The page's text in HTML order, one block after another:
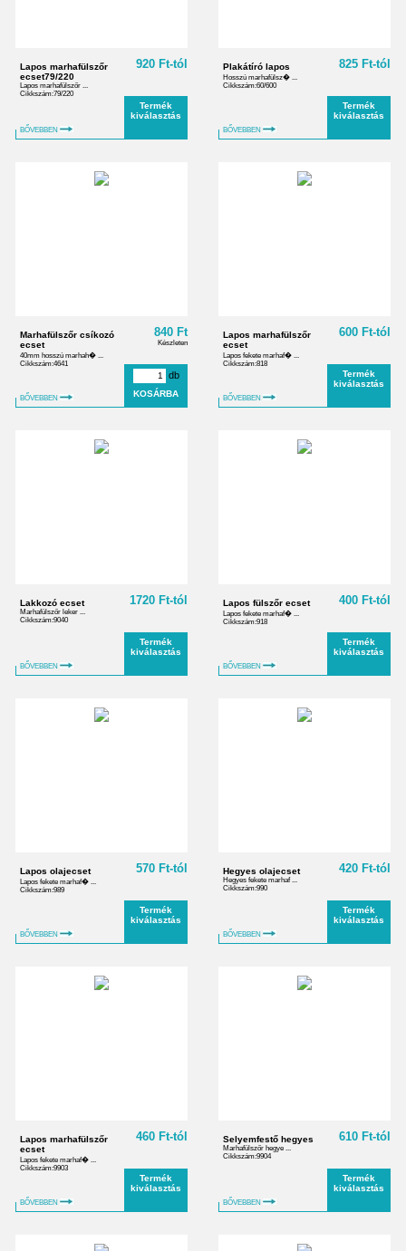
Lapos marhafülszőr
ecset79/220
Lapos marhafülszőr ...
Cikkszám:79/220
BŐVEBBEN
920 Ft-tól
Termék
kiválasztás
Plakátíró lapos
Hosszú marhafülsz� ...
Cikkszám:60/600
BŐVEBBEN
825 Ft-tól
Termék
kiválasztás
Marhafülszőr csíkozó
ecset
40mm hosszú marhah� ...
Cikkszám:4641
BŐVEBBEN
840 Ft
Készleten
db
Lapos marhafülszőr
ecset
Lapos fekete marhaf� ...
Cikkszám:818
BŐVEBBEN
600 Ft-tól
Termék
kiválasztás
Lakkozó ecset
Marhafülszőr leker ...
Cikkszám:9040
BŐVEBBEN
1720 Ft-tól
Termék
kiválasztás
Lapos fülszőr ecset
Lapos fekete marhaf� ...
Cikkszám:918
BŐVEBBEN
400 Ft-tól
Termék
kiválasztás
Lapos olajecset
Lapos fekete marhaf� ...
Cikkszám:989
BŐVEBBEN
570 Ft-tól
Termék
kiválasztás
Hegyes olajecset
Hegyes fekete marhaf ...
Cikkszám:990
BŐVEBBEN
420 Ft-tól
Termék
kiválasztás
Lapos marhafülszőr
ecset
Lapos fekete marhaf� ...
Cikkszám:9903
BŐVEBBEN
460 Ft-tól
Termék
kiválasztás
Selyemfestő hegyes
Marhafülszőr hegye ...
Cikkszám:9904
BŐVEBBEN
610 Ft-tól
Termék
kiválasztás